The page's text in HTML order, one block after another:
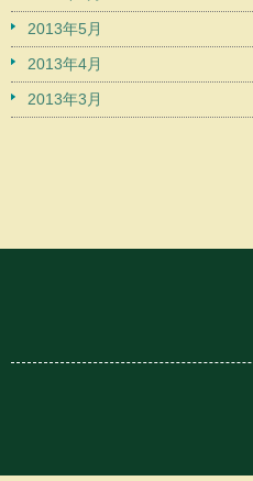
2013年5月
2013年4月
2013年3月